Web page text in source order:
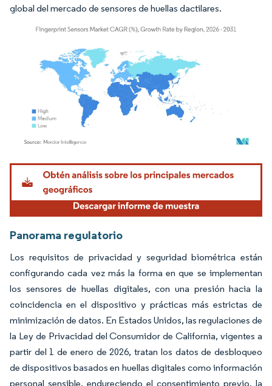
global del mercado de sensores de huellas dactilares.
Imagen © Mordor Intelligence. El uso requiere atribución según CC BY 4.0.
Panorama regulatorio
Los requisitos de privacidad y seguridad biométrica están
configurando cada vez más la forma en que se implementan
los sensores de huellas digitales, con una presión hacia la
coincidencia en el dispositivo y prácticas más estrictas de
minimización de datos. En Estados Unidos, las regulaciones de
la Ley de Privacidad del Consumidor de California, vigentes a
partir del 1 de enero de 2026, tratan los datos de desbloqueo
de dispositivos basados en huellas digitales como información
personal sensible, endureciendo el consentimiento previo, la